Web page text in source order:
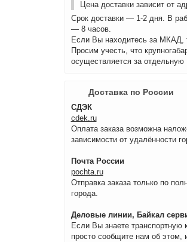
Цена доставки зависит от
Срок доставки — 1-2 дня. В
— 8 часов.
Если Вы находитесь за МКАД,
Просим учесть, что
осуществляется за отдельную
Доставка по России
СДЭК
cdek.ru
Оплата заказа возможна
зависимости от удалённости
Почта России
pochta.ru
Отправка заказа только по
города.
Деловые линии, Байкал
Если Вы знаете
просто сообщите нам об этом,